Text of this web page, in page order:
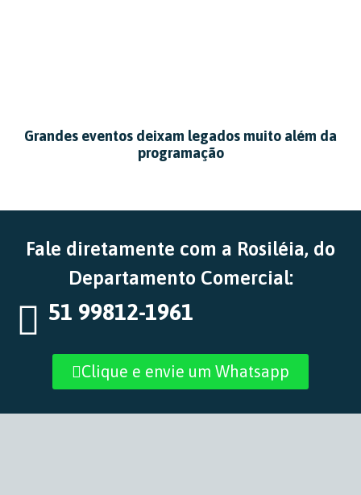
Grandes eventos deixam legados muito além da
programação
Fale diretamente com a Rosiléia, do
Departamento Comercial:
51 99812-1961
Clique e envie um Whatsapp